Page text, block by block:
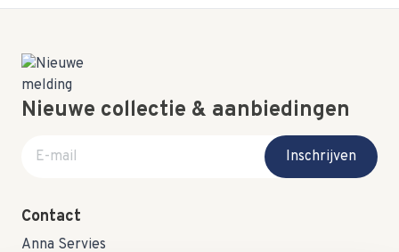
Nieuwe collectie & aanbiedingen
E-mail adres
Inschrijven
Contact
Anna Servies